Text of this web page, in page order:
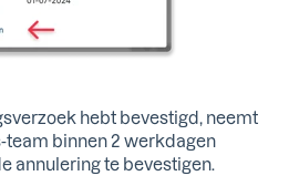
hebt bevestigd, neemt
team binnen 2 werkdagen
annulering te bevestigen.